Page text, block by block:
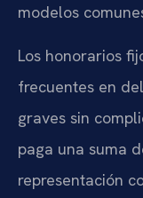
modelos
Los honorarios
frecuentes en
graves sin
paga una suma
representación